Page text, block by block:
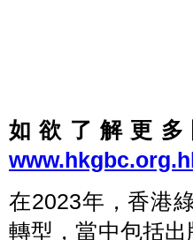
如欲了解更
在2023年，香港
轉型，當中包括